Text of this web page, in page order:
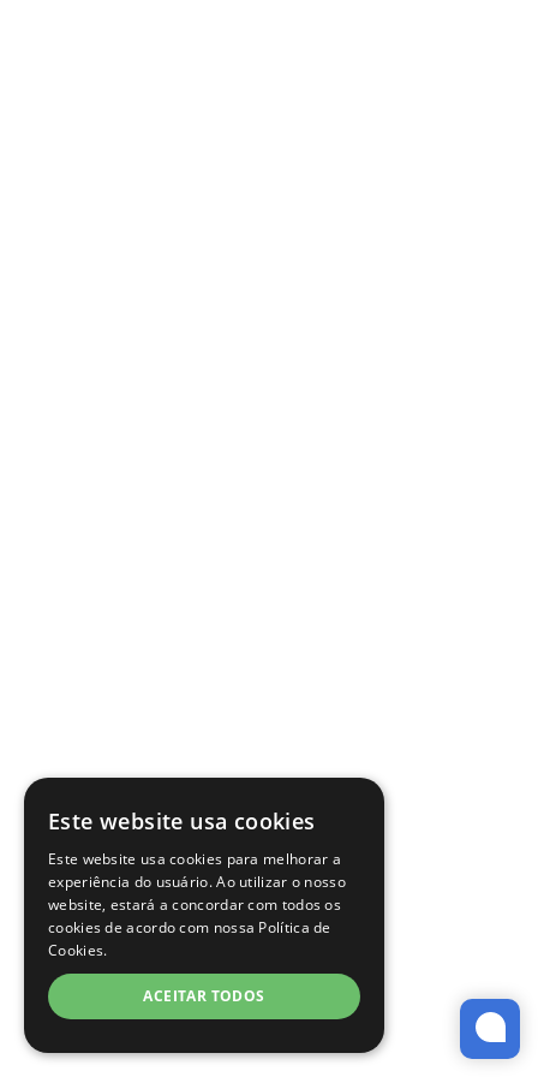
Este website usa cookies
Este website usa cookies para melhorar a
experiência do usuário. Ao utilizar o nosso
website, estará a concordar com todos os
cookies de acordo com nossa Política de
Cookies.
ACEITAR TODOS